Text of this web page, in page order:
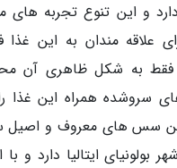
و این تنوع تجربه های
علاقه مندان به این غذا
فقط به شکل ظاهری آن
سروشده همراه این غذا
سس های معروف و اصیل
ایتالیا دارد و با